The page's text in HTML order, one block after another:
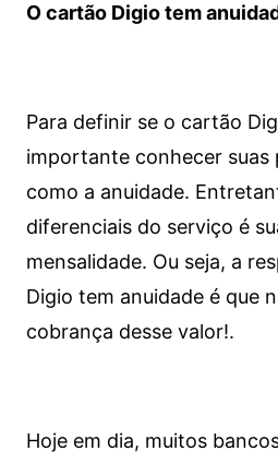
O cartão Digio tem
Para definir se o cartão
importante conhecer suas
como a anuidade.
diferenciais do serviço é
mensalidade. Ou seja, a
Digio tem anuidade é que
cobrança desse valor!.
Hoje em dia, muitos